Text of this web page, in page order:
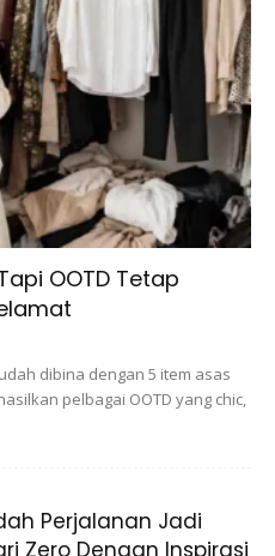
OOTD Tetap
dibina dengan 5 item asas
pelbagai OOTD yang chic,
Perjalanan Jadi
Zero Dengan Inspirasi